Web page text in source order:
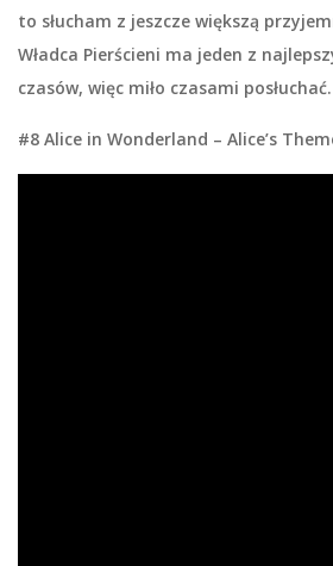
to słucham z jeszcze większą
Władca Pierścieni ma jeden z
czasów, więc miło czasami posłuchać.
#8 Alice in Wonderland – Alice’s